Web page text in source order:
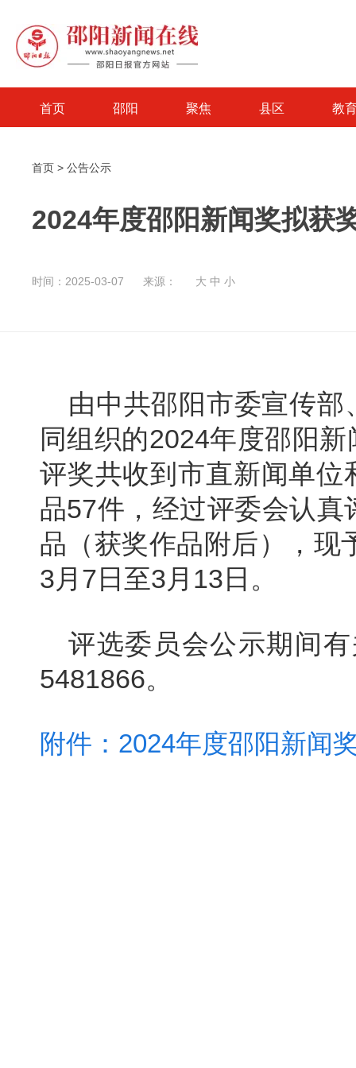
首页 邵阳 聚焦 县区 教
首页 > 公告公示
2024年度邵阳新闻奖拟获
时间：2025-03-07 来源： 大 中 小
由中共邵阳市委宣传
同组织的2024年度邵阳
评奖共收到市直新闻单
品57件，经过评委会认
品（获奖作品附后），现
3月7日至3月13日。
评选委员会公示期间
5481866。
附件：2024年度邵阳新闻